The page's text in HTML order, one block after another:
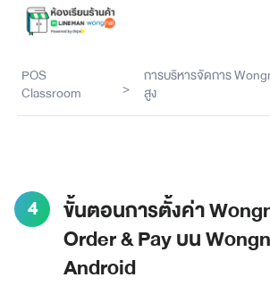
POS
Classroom
>
การบริหารจัดการ
สูง
4
ขั้นตอนการตั้งค่า
Order & Pay บน
Android